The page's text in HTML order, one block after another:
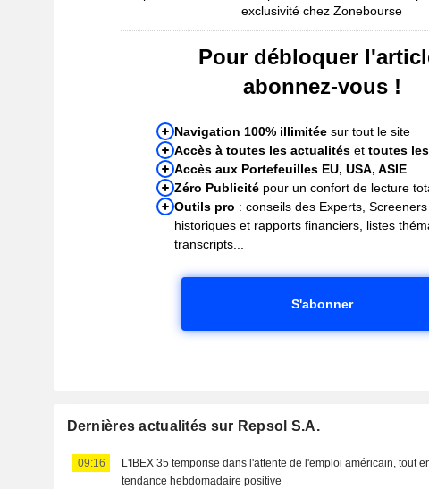
exclusivité chez Zonebourse
Pour débloquer
abonnez-vous !
Navigation 100% illimitée sur tout le site
Accès à toutes les actualités ettoutes
Accès aux Portefeuilles EU, USA, ASIE
Zéro Publicité pour un confort de lecture
Outils pro : conseils des Experts, Screeners
historiques et rapports financiers, listes
transcripts...
S'abonner
Dernières actualités sur Repsol S.A.
09:16
L'IBEX 35 temporise dans l'attente de l'emploi américain, tout
tendance hebdomadaire positive